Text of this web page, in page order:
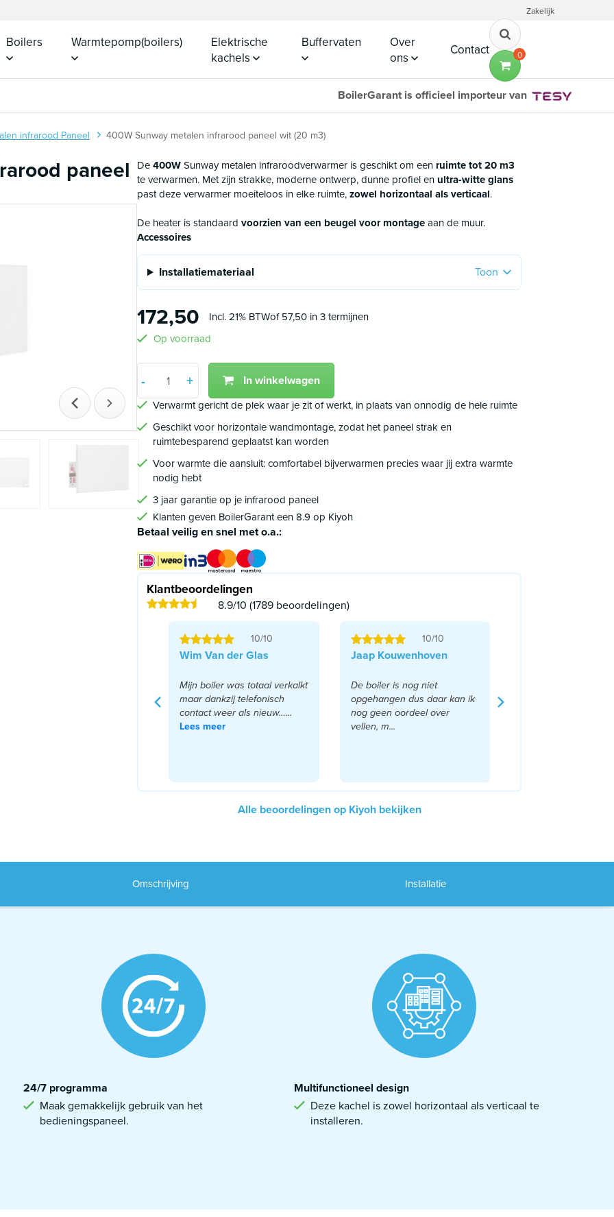
Zakelijk
Boilers Warmtepomp(boilers)
Elektrische
kachels
Buffervaten
Over
ons
Contact 0
BoilerGarant is officieel importeur van
infrarood Paneel 400W Sunway metalen infrarood paneel wit (20 m3)
paneel
Vorige Volgende
De400WSunway metalen infraroodverwarmer is geschikt om een ruimte tot 20 m3
te verwarmen. Met zijn strakke, moderne ontwerp, dunne profiel en ultra-witte glans
past deze verwarmer moeiteloos in elke ruimte,zowel horizontaal als verticaal.
De heater is standaard voorzien van een beugel voor montageaan de muur.
Accessoires
Installatiemateriaal Toon
172,50 Incl. 21% BTWof 57,50 in 3 termijnen
Op voorraad
-
Min 1
Aantal
+
Plus 1
In winkelwagen
Verwarmt gericht de plek waar je zit of werkt, in plaats van onnodig de hele ruimte
Geschikt voor horizontale wandmontage, zodat het paneel strak en
ruimtebesparend geplaatst kan worden
Voor warmte die aansluit: comfortabel bijverwarmen precies waar jij extra warmte
nodig hebt
3 jaar garantie op je infrarood paneel
Klanten geven BoilerGarant een 8.9 op Kiyoh
Betaal veilig en snel met o.a.:
Klantbeoordelingen
8.9/10 (1789 beoordelingen)
10/10
Wim Van der Glas
Mijn boiler was totaal verkalkt
maar dankzij telefonisch
contact weer als nieuw…...
Lees meer
10/10
Jaap Kouwenhoven
De boiler is nog niet
opgehangen dus daar kan ik
nog geen oordeel over
vellen, m...
Alle beoordelingen op Kiyoh bekijken
Omschrijving Installatie
24/7 programma
Maak gemakkelijk gebruik van het
bedieningspaneel.
Multifunctioneel design
Deze kachel is zowel horizontaal als verticaal te
installeren.